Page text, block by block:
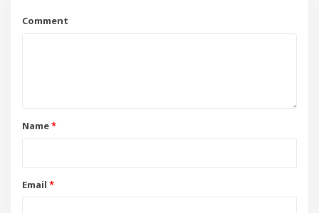
Comment
Name*
Email *